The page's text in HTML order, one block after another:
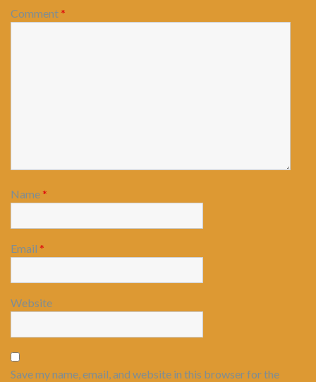
Comment*
Name*
Email *
Website
Save my name, email, and website in this browser for the